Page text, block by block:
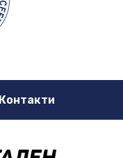
Контакти